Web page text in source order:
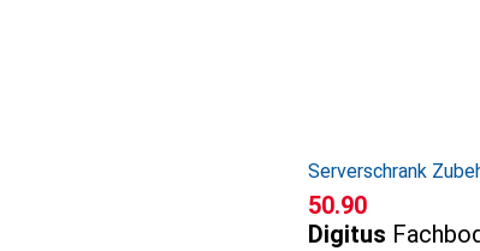
Serverschrank
CHF
50.90
Digitus